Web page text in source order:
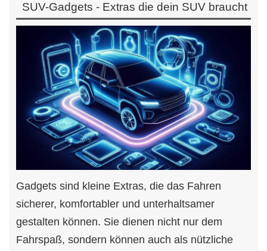
SUV-Gadgets - Extras die dein SUV braucht
Gadgets sind kleine Extras, die das Fahren
sicherer, komfortabler und unterhaltsamer
gestalten können. Sie dienen nicht nur dem
Fahrspaß, sondern können auch als nützliche